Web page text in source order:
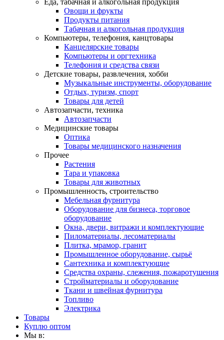
Еда, табачная и алкогольная продукция
Овощи и фрукты
Продукты питания
Табачная и алкогольная продукция
Компьютеры, телефония, канцтовары
Канцелярские товары
Компьютеры и оргтехника
Телефония и средства связи
Детские товары, развлечения, хобби
Музыкальные инструменты, оборудование
Отдых, туризм, спорт
Товары для детей
Автозапчасти, техника
Автозапчасти
Медицинские товары
Оптика
Товары медицинского назначения
Прочее
Растения
Тара и упаковка
Товары для животных
Промышленность, строительство
Мебельная фурнитура
Оборудование для бизнеса, торговое
оборудование
Окна, двери, витражи и комплектующие
Пиломатериалы, лесоматериалы
Плитка, мрамор, гранит
Промышленное оборудование, сырьё
Сантехника и комплектующие
Средства охраны, слежения, пожаротушения
Стройматериалы и оборудование
Ткани и швейная фурнитура
Топливо
Электрика
Товары
Куплю оптом
Мы в: